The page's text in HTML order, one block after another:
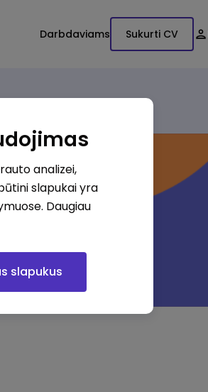
Darbdaviams Sukurti CV
analizei,
slapukai yra
Daugiau
slapukus